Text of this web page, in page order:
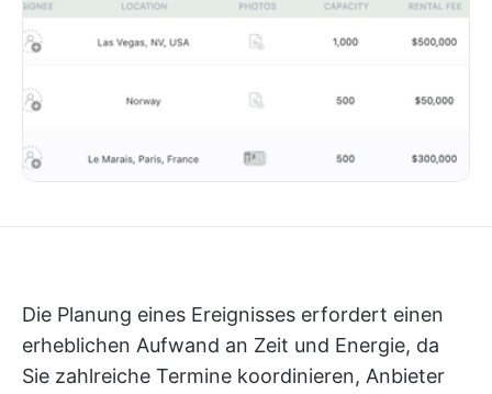
Die Planung eines Ereignisses erfordert einen
erheblichen Aufwand an Zeit und Energie, da
Sie zahlreiche Termine koordinieren, Anbieter